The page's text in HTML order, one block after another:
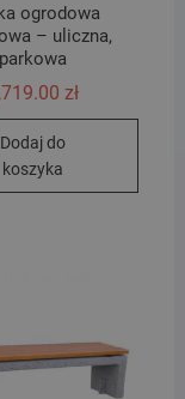
ogrodowa
– uliczna,
parkowa
zł
Dodaj do
koszyka